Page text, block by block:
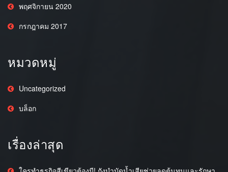
พฤศจิกายน 2020
กรกฎาคม 2017
หมวดหมู่
Uncategorized
บล็อก
เรื่องล่าสุด